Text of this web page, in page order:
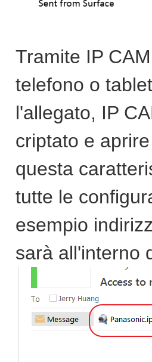
Tramite IP
telefono o
l'allegato, IP
criptato e
questa
tutte le
esempio
sarà all'interno